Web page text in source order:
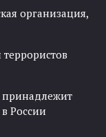
организация,
принадлежит
России